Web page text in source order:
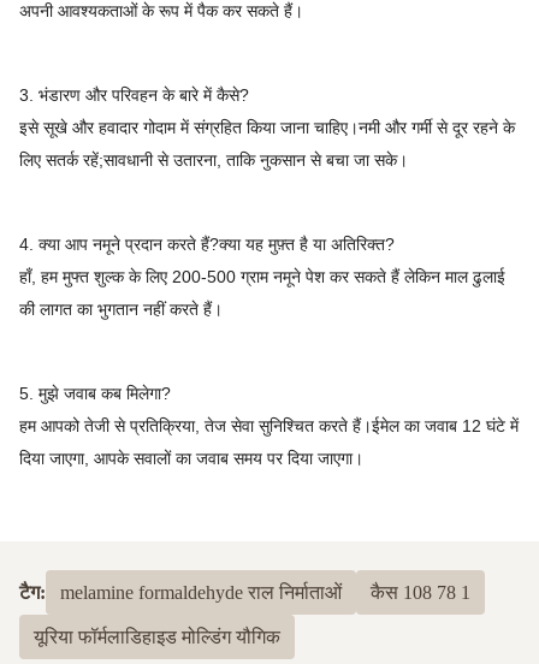
अपनी आवश्यकताओं के रूप में पैक कर सकते हैं।
3. भंडारण और परिवहन के बारे में कैसे?
इसे सूखे और हवादार गोदाम में संग्रहित किया जाना चाहिए।नमी और गर्मी से दूर रहने के
लिए सतर्क रहें;सावधानी से उतारना, ताकि नुकसान से बचा जा सके।
4. क्या आप नमूने प्रदान करते हैं?क्या यह मुफ़्त है या अतिरिक्त?
हाँ, हम मुफ्त शुल्क के लिए 200-500 ग्राम नमूने पेश कर सकते हैं लेकिन माल ढुलाई
की लागत का भुगतान नहीं करते हैं।
5. मुझे जवाब कब मिलेगा?
हम आपको तेजी से प्रतिक्रिया, तेज सेवा सुनिश्चित करते हैं।ईमेल का जवाब 12 घंटे में
दिया जाएगा, आपके सवालों का जवाब समय पर दिया जाएगा।
टैग: melamine formaldehyde राल निर्माताओं कैस 108 78 1
यूरिया फॉर्मलाडिहाइड मोल्डिंग यौगिक